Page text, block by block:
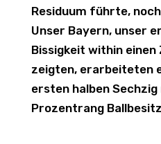
Residuum führte,
Unser Bayern, unser
Bissigkeit within
zeigten, erarbeiteten
ersten halben
Prozentrang